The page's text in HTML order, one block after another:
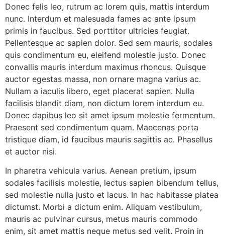
Donec felis leo, rutrum ac lorem quis, mattis interdum
nunc. Interdum et malesuada fames ac ante ipsum
primis in faucibus. Sed porttitor ultricies feugiat.
Pellentesque ac sapien dolor. Sed sem mauris, sodales
quis condimentum eu, eleifend molestie justo. Donec
convallis mauris interdum maximus rhoncus. Quisque
auctor egestas massa, non ornare magna varius ac.
Nullam a iaculis libero, eget placerat sapien. Nulla
facilisis blandit diam, non dictum lorem interdum eu.
Donec dapibus leo sit amet ipsum molestie fermentum.
Praesent sed condimentum quam. Maecenas porta
tristique diam, id faucibus mauris sagittis ac. Phasellus
et auctor nisi.
In pharetra vehicula varius. Aenean pretium, ipsum
sodales facilisis molestie, lectus sapien bibendum tellus,
sed molestie nulla justo et lacus. In hac habitasse platea
dictumst. Morbi a dictum enim. Aliquam vestibulum,
mauris ac pulvinar cursus, metus mauris commodo
enim, sit amet mattis neque metus sed velit. Proin in